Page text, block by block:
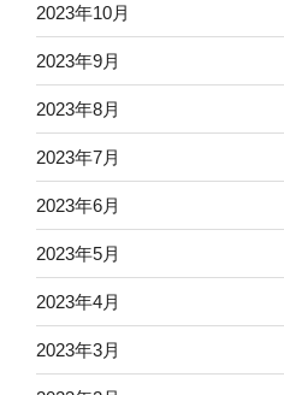
2023年10月
2023年9月
2023年8月
2023年7月
2023年6月
2023年5月
2023年4月
2023年3月